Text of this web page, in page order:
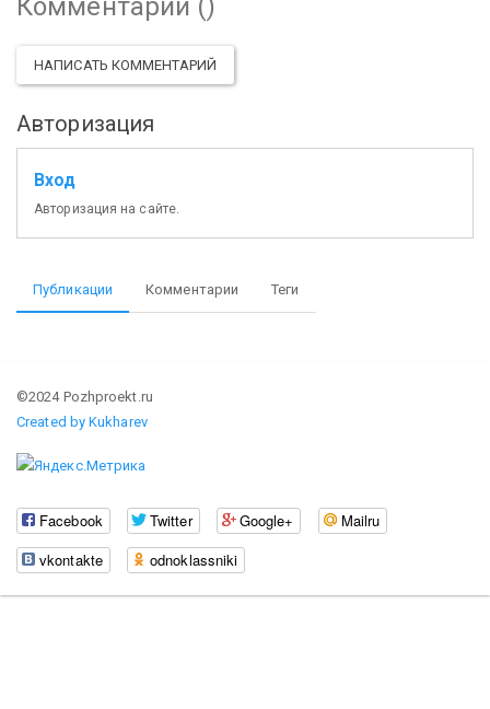
НАПИСАТЬ КОММЕНТАРИЙ
Авторизация
Вход
Авторизация на сайте.
Публикации Комментарии Теги
©2024 Pozhproekt.ru
Created by Kukharev
Facebook Twitter Google+
Mailru
vkontakte
odnoklassniki